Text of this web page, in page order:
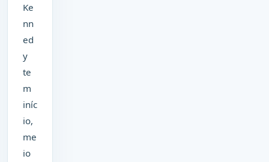
Ke
nn
ed
y
te
m
iníc
io,
me
io